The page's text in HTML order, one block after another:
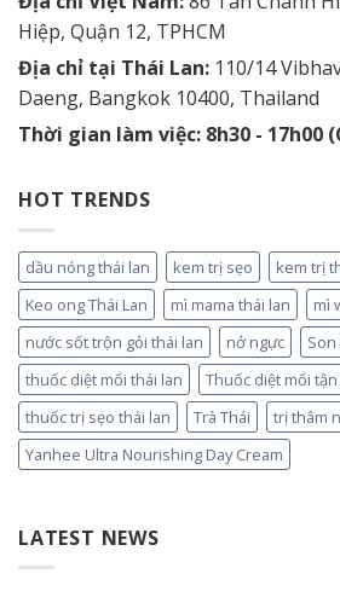
Hiệp, Quận 12, TPHCM
Địa chỉ tại Thái Lan: 110/14
Daeng, Bangkok 10400, Thailand
Thời gian làm việc: 8h30 - 17h00
HOT TRENDS
dầu nóng thái lan kem trị sẹo
kem trị
Keo ong Thái Lan
mì mama thái lan
mì
nước sốt trộn gỏi thái lan
nở ngực
Son
thuốc diệt mối thái lan
Thuốc diệt mối
thuốc trị sẹo thái lan
Trà Thái
trị thâm
Yanhee Ultra Nourishing Day Cream
LATEST NEWS